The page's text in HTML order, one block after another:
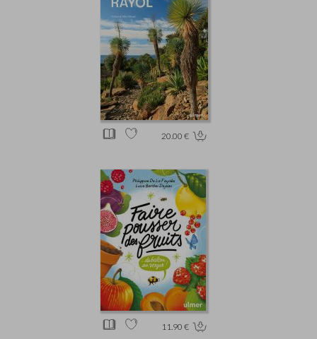
20.00 €
11.90 €